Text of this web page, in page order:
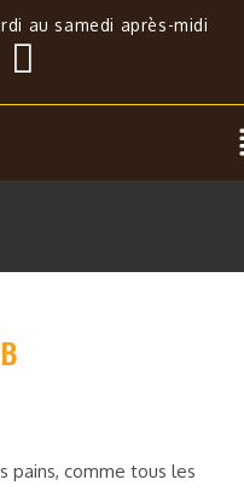
au samedi après-midi
pains, comme tous les